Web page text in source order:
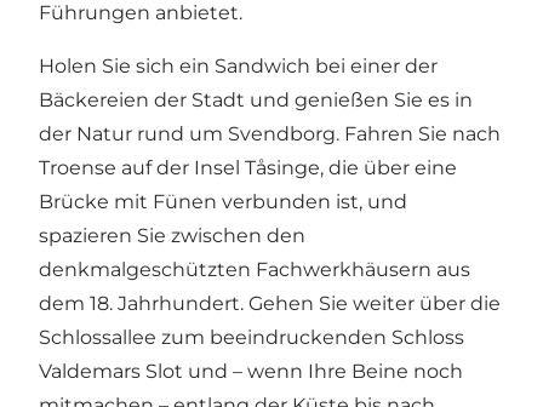
Führungen anbietet.
Holen Sie sich ein Sandwich bei einer der
Bäckereien der Stadt und genießen Sie es in
der Natur rund um Svendborg. Fahren Sie nach
Troense auf der Insel Tåsinge, die über eine
Brücke mit Fünen verbunden ist, und
spazieren Sie zwischen den
denkmalgeschützten Fachwerkhäusern aus
dem 18. Jahrhundert. Gehen Sie weiter über die
Schlossallee zum beeindruckenden Schloss
Valdemars Slot und – wenn Ihre Beine noch